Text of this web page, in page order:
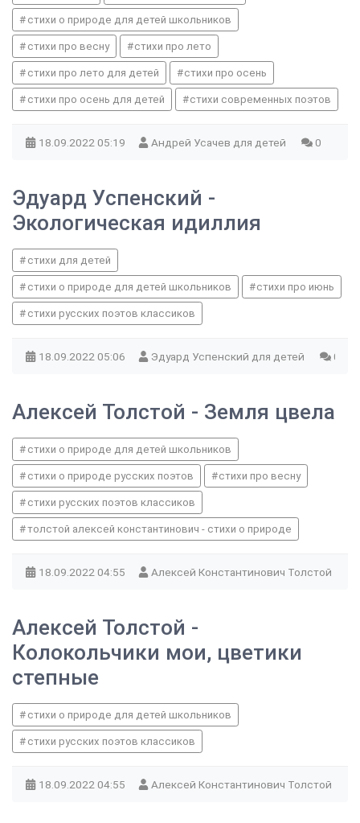
стихи о природе для детей школьников
стихи про весну стихи про лето
стихи про лето для детей стихи про осень
стихи про осень для детей стихи современных поэтов
18.09.2022 05:19 Андрей Усачев для детей 0
Эдуард Успенский -
Экологическая идиллия
стихи для детей
стихи о природе для детей школьников стихи про июнь
стихи русских поэтов классиков
18.09.2022 05:06 Эдуард Успенский для детей 0
Алексей Толстой - Земля цвела
стихи о природе для детей школьников
стихи о природе русских поэтов стихи про весну
стихи русских поэтов классиков
толстой алексей константинович - стихи о природе
18.09.2022 04:55 Алексей Константинович Толстой
Алексей Толстой -
Колокольчики мои, цветики
степные
стихи о природе для детей школьников
стихи русских поэтов классиков
18.09.2022 04:55 Алексей Константинович Толстой